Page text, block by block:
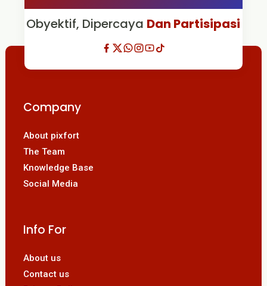
Obyektif, Dipercaya Dan Partisipasi
Company
About pixfort
The Team
Knowledge Base
Social Media
Info For
About us
Contact us